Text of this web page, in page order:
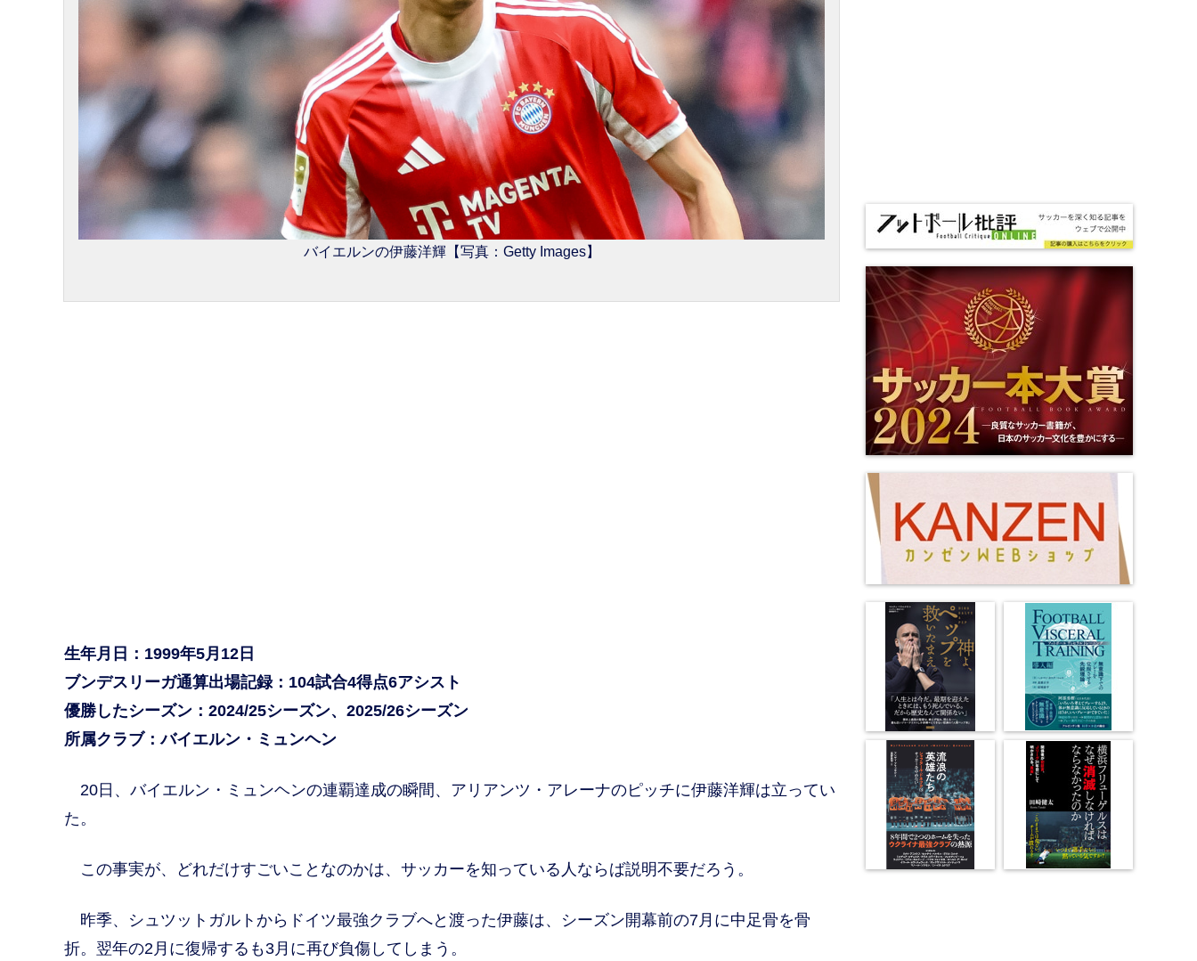
バイエルンの伊藤洋輝【写真：Getty Images】
生年月日：1999年5月12日
ブンデスリーガ通算出場記録：104試合4得点6アシスト
優勝したシーズン：2024/25シーズン、2025/26シーズン
所属クラブ：バイエルン・ミュンヘン
20日、バイエルン・ミュンヘンの連覇達成の瞬間、アリアンツ・アレーナのピッチに伊藤洋輝は立ってい
た。
この事実が、どれだけすごいことなのかは、サッカーを知っている人ならば説明不要だろう。
昨季、シュツットガルトからドイツ最強クラブへと渡った伊藤は、シーズン開幕前の7月に中足骨を骨
折。翌年の2月に復帰するも3月に再び負傷してしまう。